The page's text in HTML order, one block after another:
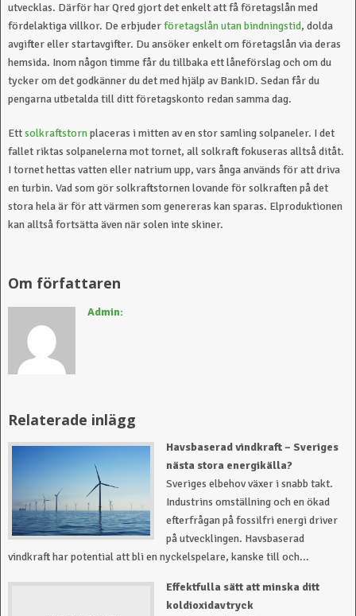
utvecklas. Därför har Qred gjort det enkelt att få företagslån med
fördelaktiga villkor. De erbjuderföretagslån utan bindningstid, dolda
avgifter eller startavgifter. Du ansöker enkelt om företagslån via deras
hemsida. Inom någon timme får du tillbaka ett låneförslag och om du
tycker om det godkänner du det med hjälp av BankID. Sedan får du
pengarna utbetalda till ditt företagskonto redan samma dag.
Ettsolkraftstornplaceras i mitten av en stor samling solpaneler. I det
fallet riktas solpanelerna mot tornet, all solkraft fokuseras alltså ditåt.
I tornet hettas vatten eller natrium upp, vars ånga används för att driva
en turbin. Vad som gör solkraftstornen lovande för solkraften på det
stora hela är för att värmen som genereras kan sparas. Elproduktionen
kan alltså fortsätta även när solen inte skiner.
Admin:
Havsbaserad vindkraft – Sveriges
nästa stora energikälla?
Sveriges elbehov växer i snabb takt.
Industrins omställning och en ökad
efterfrågan på fossilfri energi driver
på utvecklingen. Havsbaserad
vindkraft har potential att bli en nyckelspelare, kanske till och...
Effektfulla sätt att minska ditt
koldioxidavtryck